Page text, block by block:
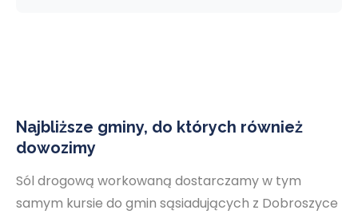
Najbliższe gminy, do których również
dowozimy
Sól drogową workowaną dostarczamy w tym
samym kursie do gmin sąsiadujących z Dobroszyce